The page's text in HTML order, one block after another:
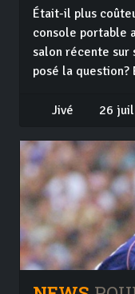
Était-il plus
console portable
salon récente sur
posé la question?
Jivé 26